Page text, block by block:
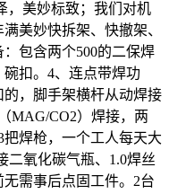
美妙标致；我们对机
美妙快拆架、快撤架、
包含两个500的二保焊
扣。4、连点带焊功
，脚手架横杆从动焊接
MAG/CO2）焊接，两
焊枪，一个工人每天大
二氧化碳气瓶、1.0焊丝
需事后点固工件。2台